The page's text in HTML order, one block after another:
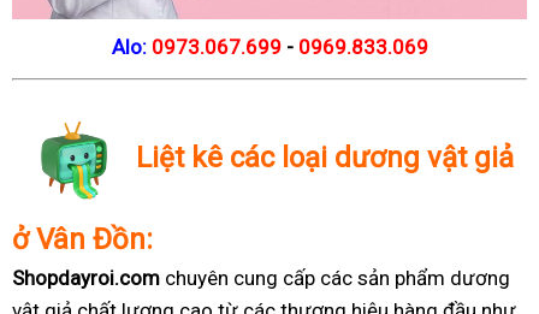
Alo: 0973.067.699 - 0969.833.069
Liệt kê các loại dương vật giả
ở Vân Đồn:
Shopdayroi.com chuyên cung cấp các sản phẩm dương